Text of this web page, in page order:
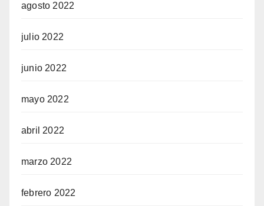
agosto 2022
julio 2022
junio 2022
mayo 2022
abril 2022
marzo 2022
febrero 2022